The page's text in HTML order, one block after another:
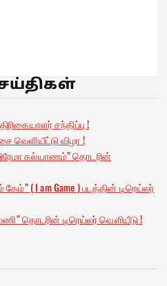
சந்திப்பு !
வெளியீட்டு விழா !
கல்யாணம்” தொடரின்
( I am Game ) படத்தின் டிரெய்லர்
தொடரின் டிரெய்லர் வெளியீடு !